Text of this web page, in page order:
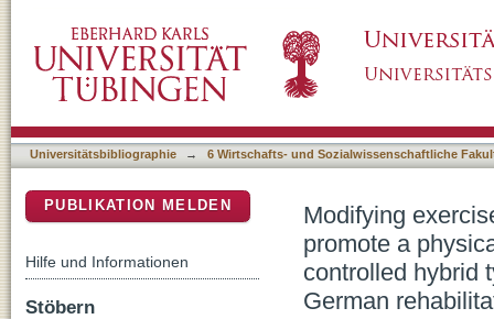
lifestyle : protocol for a multicenter
three German rehabilitation centers
Universitätsbibliographie → 6 Wirtschafts- und Sozialwissenschaftliche
Modifying
promote a
controlled hybrid
German
PUBLIKATION MELDEN
Hilfe und Informationen
Stöbern